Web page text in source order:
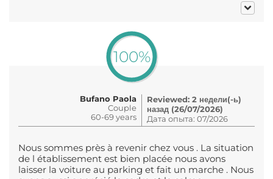
100%
Bufano Paola
Couple
60-69 years
Reviewed: 2 недели(-ь)
назад (26/07/2026)
Дата опыта: 07/2026
Nous sommes près à revenir chez vous . La situation
de l établissement est bien placée nous avons
laisser la voiture au parking et fait un marche . Nous